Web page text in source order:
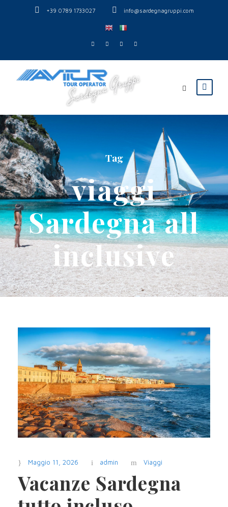
+39 0789 1733027 info@sardegnagruppi.com
Tag
viaggi
Sardegna all
inclusive
Maggio 11, 2026 admin Viaggi
Vacanze Sardegna